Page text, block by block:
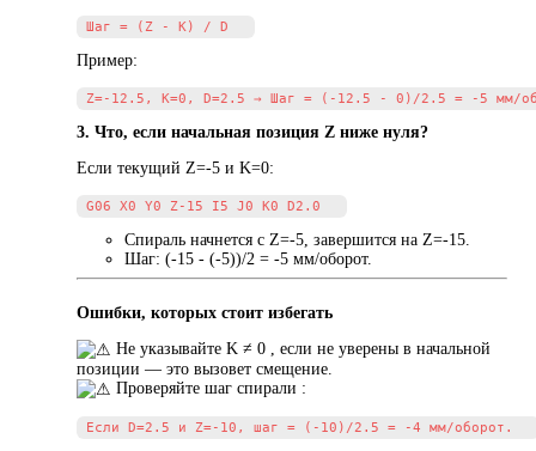
Пример:
3. Что, если начальная позиция Z ниже нуля?
Если текущий Z=-5 и K=0:
Спираль начнется с Z=-5, завершится на Z=-15.
Шаг: (-15 - (-5))/2 = -5 мм/оборот.
Ошибки, которых стоит избегать
️ Не указывайте K ≠ 0 , если не уверены в начальной
позиции — это вызовет смещение.
️ Проверяйте шаг спирали :